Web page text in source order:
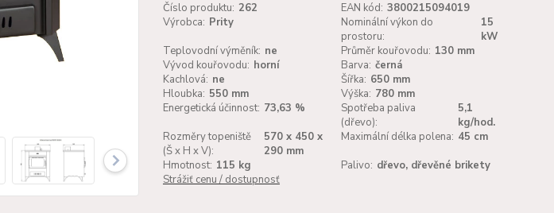
Číslo produktu: 262 EAN kód: 3800215094019
Výrobca: Prity
Nominální výkon do
prostoru:
15
kW
Teplovodní výměník: ne Průměr kouřovodu: 130 mm
Vývod kouřovodu: horní Barva: černá
Kachlová: ne Šířka: 650 mm
Hloubka: 550 mm Výška: 780 mm
Energetická účinnost: 73,63 %
Spotřeba paliva
(dřevo):
5,1
kg/hod.
Rozměry topeniště
(Š x H x V):
570 x 450 x
290 mm
Maximální délka polena: 45 cm
Hmotnost: 115 kg Palivo: dřevo, dřevěné brikety
Strážiť cenu / dostupnosť